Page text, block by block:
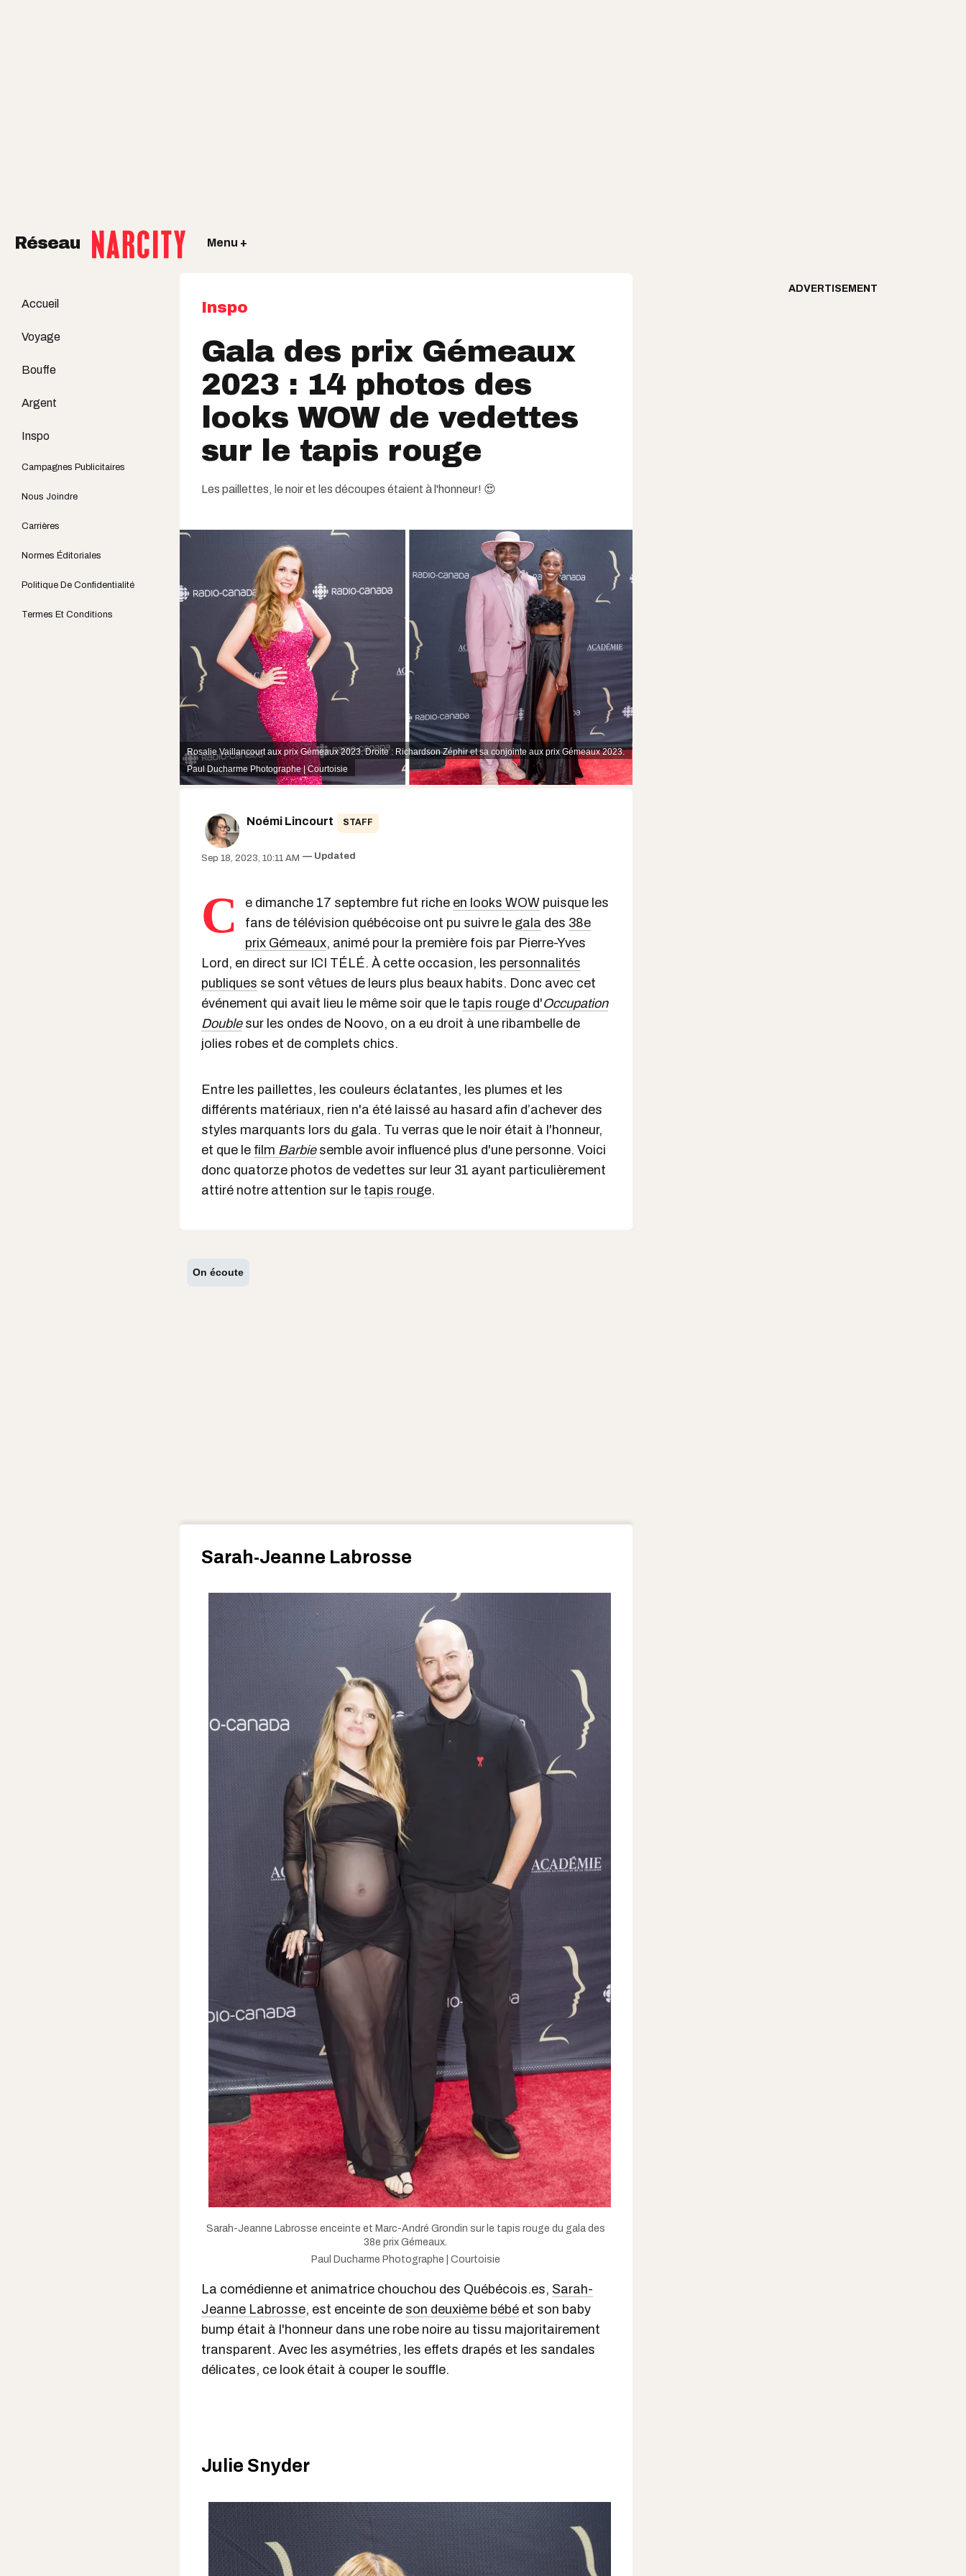
Réseau Menu +
Accueil
Voyage
Bouffe
Argent
Inspo
Campagnes Publicitaires
Nous Joindre
Carrières
Normes Éditoriales
Politique De Confidentialité
Termes Et Conditions
Inspo
Gala des prix Gémeaux
2023 : 14 photos des
looks WOW de vedettes
sur le tapis rouge
Les paillettes, le noir et les découpes étaient à l'honneur! 😍
Rosalie Vaillancourt aux prix Gémeaux 2023. Droite : Richardson Zéphir et sa conjointe aux prix Gémeaux 2023.
Paul Ducharme Photographe | Courtoisie
Noémi Lincourt STAFF
Sep 18, 2023, 10:11 AM Updated
C e dimanche 17 septembre fut riche en looks WOW puisque les
fans de télévision québécoise ont pu suivre le gala des 38e
prix Gémeaux, animé pour la première fois par Pierre-Yves
Lord, en direct sur ICI TÉLÉ. À cette occasion, les personnalités
publiques se sont vêtues de leurs plus beaux habits. Donc avec cet
événement qui avait lieu le même soir que le tapis rouge d'Occupation
Doublesur les ondes de Noovo, on a eu droit à une ribambelle de
jolies robes et de complets chics.
Entre les paillettes, les couleurs éclatantes, les plumes et les
différents matériaux, rien n'a été laissé au hasard afin d’achever des
styles marquants lors du gala. Tu verras que le noir était à l'honneur,
et que le film Barbiesemble avoir influencé plus d'une personne. Voici
donc quatorze photos de vedettes sur leur 31 ayant particulièrement
attiré notre attention sur le tapis rouge.
On écoute
Sarah-Jeanne Labrosse
Sarah-Jeanne Labrosse enceinte et Marc-André Grondin sur le tapis rouge du gala des
38e prix Gémeaux.
Paul Ducharme Photographe | Courtoisie
La comédienne et animatrice chouchou des Québécois.es, Sarah-
Jeanne Labrosse, est enceinte de son deuxième bébé et son baby
bump était à l'honneur dans une robe noire au tissu majoritairement
transparent. Avec les asymétries, les effets drapés et les sandales
délicates, ce look était à couper le souffle.
Julie Snyder
ADVERTISEMENT